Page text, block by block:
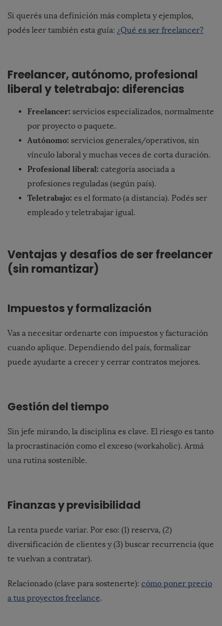
Si querés una definición más completa y ejemplos,
podés leer también esta guía: ¿Qué es ser freelancer?
Freelancer, autónomo, profesional
liberal y teletrabajo: diferencias
Freelancer: servicios especializados, normalmente
por proyecto o paquete.
Autónomo: servicios generales/operativos, sin
vínculo laboral y muchas veces de corta duración.
Profesional liberal: categoría asociada a
profesiones reguladas (según país).
Teletrabajo: es el formato (a distancia). Podés ser
empleado y teletrabajar igual.
Ventajas y desafíos de ser freelancer
(sin romantizar)
Impuestos y formalización
Vas a necesitar ordenarte con impuestos y facturación
cuando aplique. Dependiendo del país, formalizar
puede ayudarte a crecer y cerrar contratos mejores.
Gestión del tiempo
Sin jefe mirando, la disciplina es clave. El riesgo es tanto
la procrastinación como el exceso (workaholic). Armá
una rutina sostenible.
Finanzas y previsibilidad
La renta puede variar. Por eso: (1) reserva, (2)
diversificación de clientes y (3) buscar recurrencia (que
te vuelvan a contratar).
Relacionado (clave para sostenerte): cómo poner precio
a tus proyectos freelance.